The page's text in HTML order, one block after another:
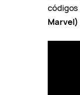
códigos
Marvel)